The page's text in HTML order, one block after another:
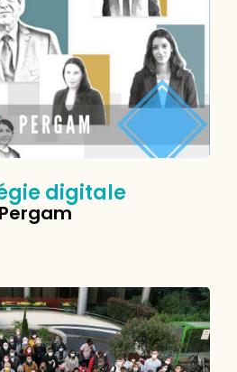
digitale
Pergam